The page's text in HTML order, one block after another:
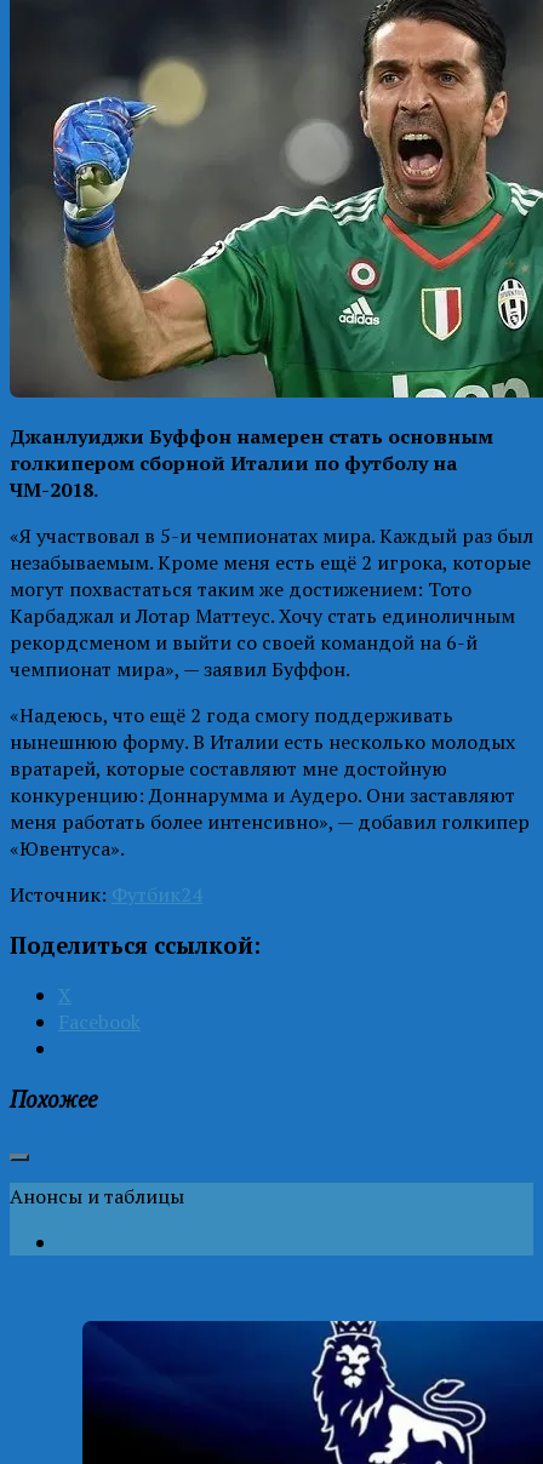
Джанлуиджи Буффон намерен стать основным
голкипером сборной Италии по футболу на
ЧМ-2018.
«Я участвовал в 5-и чемпионатах мира. Каждый раз был
незабываемым. Кроме меня есть ещё 2 игрока, которые
могут похвастаться таким же достижением: Тото
Карбаджал и Лотар Маттеус. Хочу стать единоличным
рекордсменом и выйти со своей командой на 6-й
чемпионат мира», — заявил Буффон.
«Надеюсь, что ещё 2 года смогу поддерживать
нынешнюю форму. В Италии есть несколько молодых
вратарей, которые составляют мне достойную
конкуренцию: Доннарумма и Аудеро. Они заставляют
меня работать более интенсивно», — добавил голкипер
«Ювентуса».
Источник: Футбик24
Поделиться ссылкой:
X
Facebook
Похожее
Анонсы и таблицы